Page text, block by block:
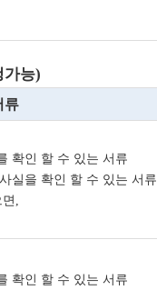
가능)
류
확인 할 수 있는 서류
실을 확인 할 수 있는 서류
,
확인 할 수 있는 서류